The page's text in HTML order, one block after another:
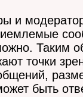
и
Таким
точки
быть